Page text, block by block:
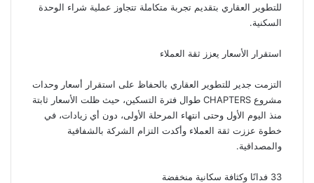
للتطوير العقاري بتقديم تجربة متكاملة تتجاوز عملية شراء الوحدة
السكنية.
استقرار الأسعار يعزز ثقة العملاء
التزمت جدير للتطوير العقاري بالحفاظ على استقرار أسعار وحدات
مشروع CHAPTERS طوال فترة التسكين، حيث ظلت الأسعار ثابتة
منذ اليوم الأول وحتى انتهاء المرحلة الأولى، دون أي زيادات، في
خطوة عززت ثقة العملاء وأكدت التزام الشركة بالشفافية
والمصداقية.
33 فدانًا وكثافة سكانية منخفضة